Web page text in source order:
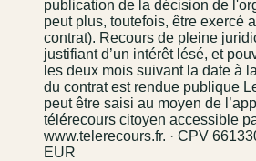
publication de la décision de
peut plus, toutefois, être exercé
contrat). Recours de pleine
justifiant d’un intérêt lésé, et
les deux mois suivant la date à
du contrat est rendue publique
peut être saisi au moyen de
télérecours citoyen accessible
www.telerecours.fr. · CPV
EUR